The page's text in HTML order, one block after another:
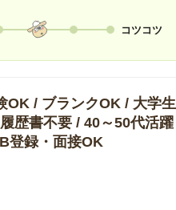
コツコツ
OK / ブランクOK / 大学生
歴書不要 / 40～50代活躍
登録・面接OK